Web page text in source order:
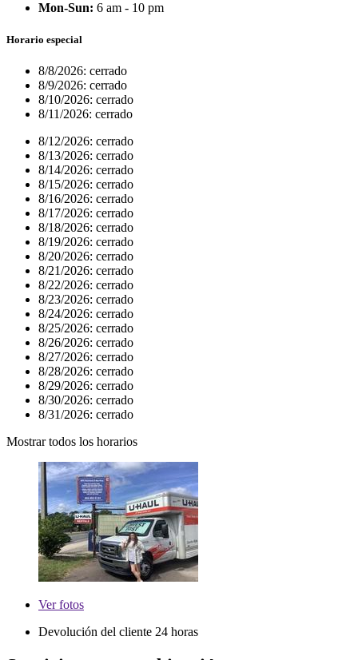
Mon-Sun: 6 am - 10 pm
Horario especial
8/8/2026: cerrado
8/9/2026: cerrado
8/10/2026: cerrado
8/11/2026: cerrado
8/12/2026: cerrado
8/13/2026: cerrado
8/14/2026: cerrado
8/15/2026: cerrado
8/16/2026: cerrado
8/17/2026: cerrado
8/18/2026: cerrado
8/19/2026: cerrado
8/20/2026: cerrado
8/21/2026: cerrado
8/22/2026: cerrado
8/23/2026: cerrado
8/24/2026: cerrado
8/25/2026: cerrado
8/26/2026: cerrado
8/27/2026: cerrado
8/28/2026: cerrado
8/29/2026: cerrado
8/30/2026: cerrado
8/31/2026: cerrado
Mostrar todos los horarios
Verfotos
Devolución del cliente 24 horas